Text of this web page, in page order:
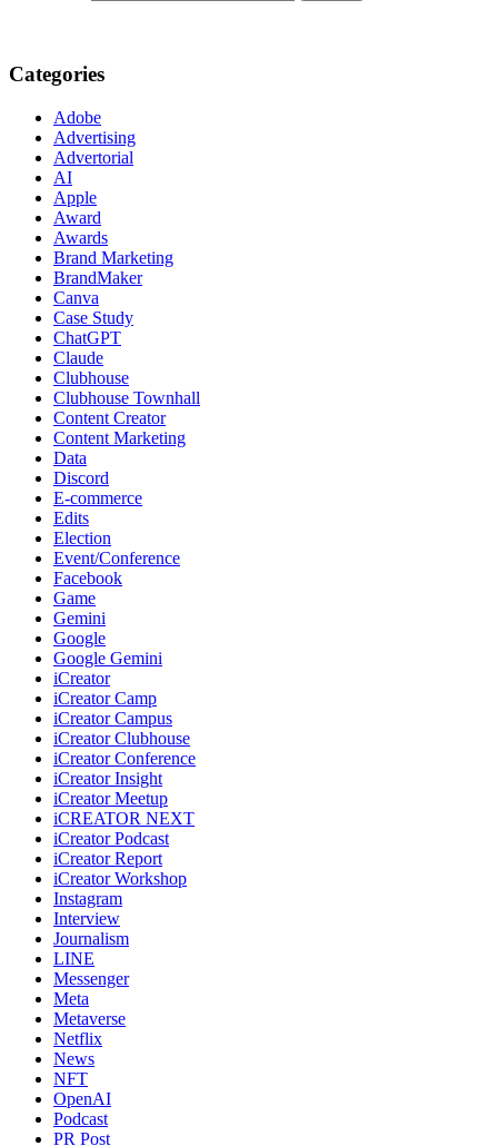
Categories
Adobe
Advertising
Advertorial
AI
Apple
Award
Awards
Brand Marketing
BrandMaker
Canva
Case Study
ChatGPT
Claude
Clubhouse
Clubhouse Townhall
Content Creator
Content Marketing
Data
Discord
E-commerce
Edits
Election
Event/Conference
Facebook
Game
Gemini
Google
Google Gemini
iCreator
iCreator Camp
iCreator Campus
iCreator Clubhouse
iCreator Conference
iCreator Insight
iCreator Meetup
iCREATOR NEXT
iCreator Podcast
iCreator Report
iCreator Workshop
Instagram
Interview
Journalism
LINE
Messenger
Meta
Metaverse
Netflix
News
NFT
OpenAI
Podcast
PR Post